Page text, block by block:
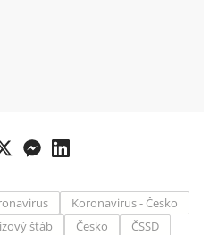
Koronavirus - Česko
štáb Česko
ČSSD